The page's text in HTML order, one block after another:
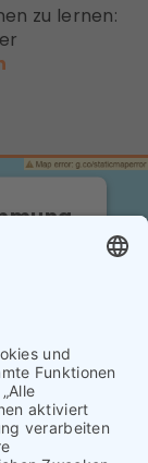
zu lernen:
und
zu, um